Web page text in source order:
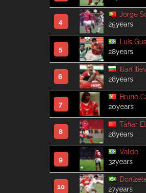
4
Jorge
25years
5
Luís
28years
6
Ilian Iliev
28years
7
Bruno
20years
8
Tahar
28years
9
Valdo
32years
10
27years